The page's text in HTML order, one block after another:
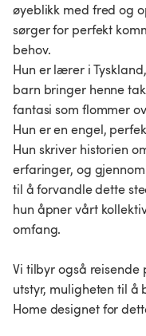
øyeblikk med fred og
sørger for perfekt
behov.
Hun er lærer i
barn bringer henne
fantasi som flommer
Hun er en engel,
Hun skriver historien
erfaringer, og
til å forvandle dette
hun åpner vårt
omfang.
Vi tilbyr også reisende
utstyr, muligheten til å
Home designet for